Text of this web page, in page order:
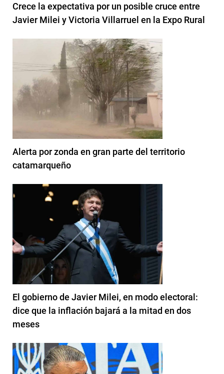
Crece la expectativa por un posible cruce entre
Javier Milei y Victoria Villarruel en la Expo Rural
Alerta por zonda en gran parte del territorio
catamarqueño
El gobierno de Javier Milei, en modo electoral:
dice que la inflación bajará a la mitad en dos
meses